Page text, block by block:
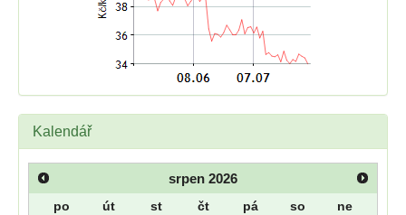
Kalendář
srpen 2026
po út st čt pá so ne